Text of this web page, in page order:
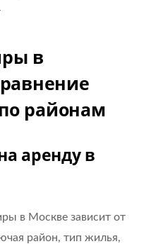
в
районам
аренду в
в Москве зависит от
район, тип жилья,